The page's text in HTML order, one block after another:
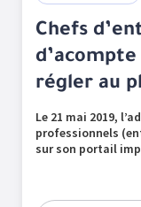
Chefs
d’acompte
régler au
Le 21 mai 2019,
professionnels
sur son portail